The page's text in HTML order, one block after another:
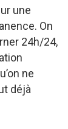
une
On
24h/24,
ne
déjà